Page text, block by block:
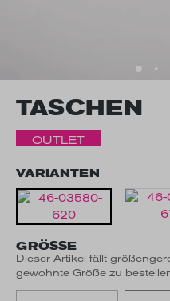
TASCHEN
OUTLET
VARIANTEN
GRÖSSE
Dieser Artikel fällt
gewohnte Größe zu